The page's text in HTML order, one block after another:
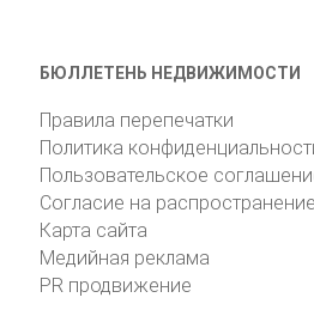
БЮЛЛЕТЕНЬ НЕДВИЖИМОСТИ
Правила перепечатки
Политика
Пользовательское
Согласие на
Карта сайта
Медийная реклама
PR продвижение